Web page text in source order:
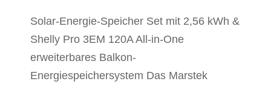
Solar-Energie-Speicher Set mit 2,56 kWh &
Shelly Pro 3EM 120A All-in-One
erweiterbares Balkon-
Energiespeichersystem Das Marstek